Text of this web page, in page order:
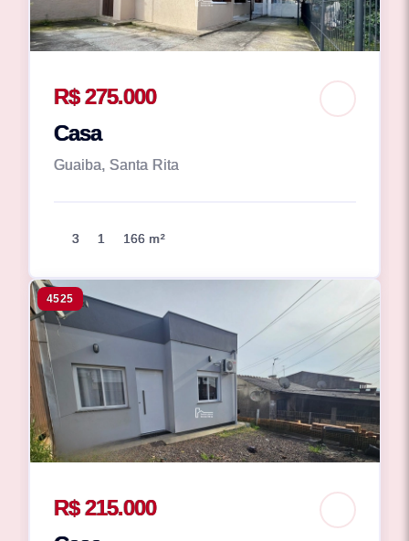
R$ 275.000
Casa
Guaiba, Santa Rita
3 1 166 m²
4525
R$ 215.000